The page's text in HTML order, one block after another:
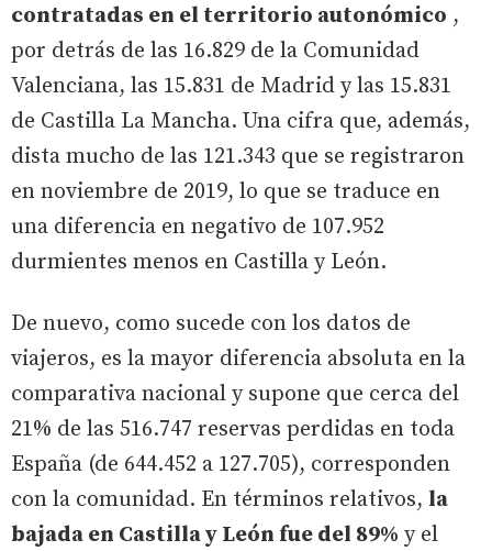
contratadas en el territorio autonómico ,
por detrás de las 16.829 de la Comunidad
Valenciana, las 15.831 de Madrid y las 15.831
de Castilla La Mancha. Una cifra que, además,
dista mucho de las 121.343 que se registraron
en noviembre de 2019, lo que se traduce en
una diferencia en negativo de 107.952
durmientes menos en Castilla y León.
De nuevo, como sucede con los datos de
viajeros, es la mayor diferencia absoluta en la
comparativa nacional y supone que cerca del
21% de las 516.747 reservas perdidas en toda
España (de 644.452 a 127.705), corresponden
con la comunidad. En términos relativos, la
bajada en Castilla y León fue del 89% y el